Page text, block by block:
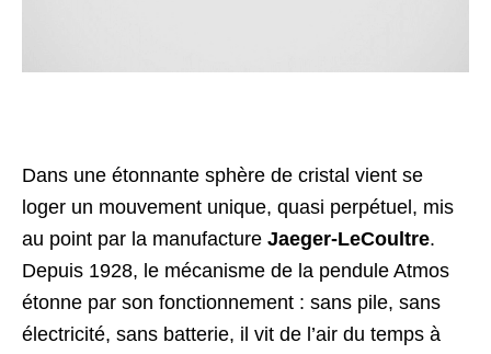
Dans une étonnante sphère de cristal vient se
loger un mouvement unique, quasi perpétuel, mis
au point par la manufacture Jaeger-LeCoultre.
Depuis 1928, le mécanisme de la pendule Atmos
étonne par son fonctionnement : sans pile, sans
électricité, sans batterie, il vit de l’air du temps à